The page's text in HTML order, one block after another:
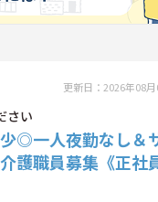
更新日：2026年08月
さい
少◎一人夜勤なし＆
護職員募集《正社